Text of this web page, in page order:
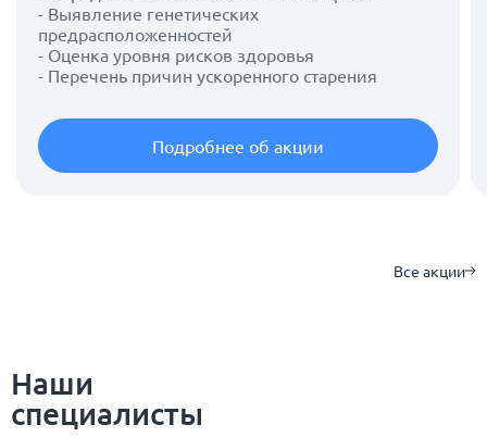
- Выявление генетических
предрасположенностей
- Оценка уровня рисков здоровья
- Перечень причин ускоренного старения
Подробнее об акции
Все акции
Наши
специалисты